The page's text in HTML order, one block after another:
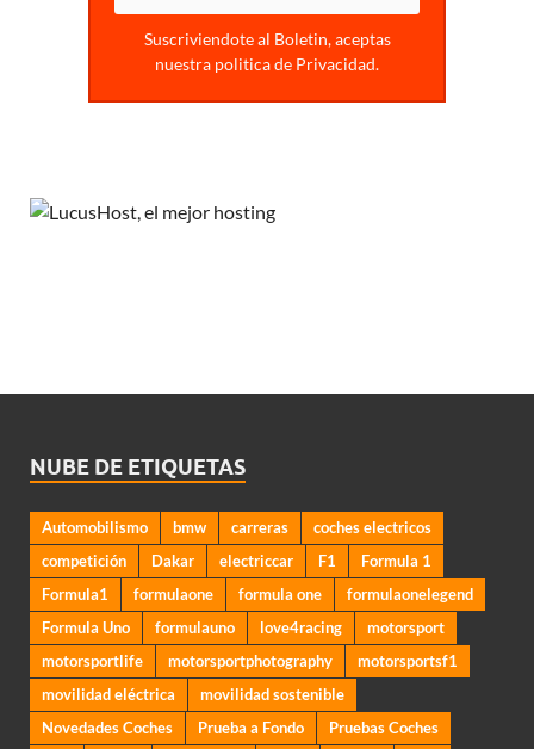
Suscriviendote al Boletin, aceptas
nuestra politica de Privacidad.
NUBE DE ETIQUETAS
Automobilismo bmw carreras
coches electricos
competición
Dakar electriccar F1
Formula 1
Formula1
formulaone formula one
formulaonelegend
Formula Uno
formulauno love4racing
motorsport
motorsportlife
motorsportphotography
motorsportsf1
movilidad eléctrica
movilidad sostenible
Novedades Coches
Prueba a Fondo
Pruebas Coches